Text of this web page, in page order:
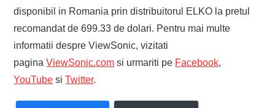
disponibil in Romania prin distribuitorul ELKO la pretul
recomandat de 699.33 de dolari. Pentru mai multe
informatii despre ViewSonic, vizitati
paginaViewSonic.com si urmariti pe Facebook,
YouTube siTwitter.